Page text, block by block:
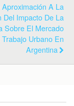
Aproximación A La
Del Impacto De La
Sobre El Mercado
Trabajo Urbano En
Argentina